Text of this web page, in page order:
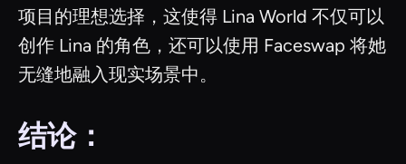
项目的理想选择，这使得 Lina World 不仅可以
创作 Lina 的角色，还可以使用 Faceswap 将她
无缝地融入现实场景中。
结论：